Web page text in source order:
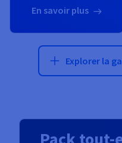
En savoir plus
Explorer la